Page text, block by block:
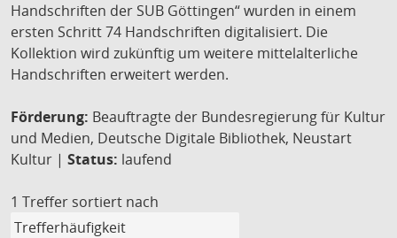
Handschriften der SUB Göttingen“ wurden in einem
ersten Schritt 74 Handschriften digitalisiert. Die
Kollektion wird zukünftig um weitere mittelalterliche
Handschriften erweitert werden.
Förderung: Beauftragte der Bundesregierung für Kultur
und Medien, Deutsche Digitale Bibliothek, Neustart
Kultur | Status: laufend
1 Treffer sortiert nach